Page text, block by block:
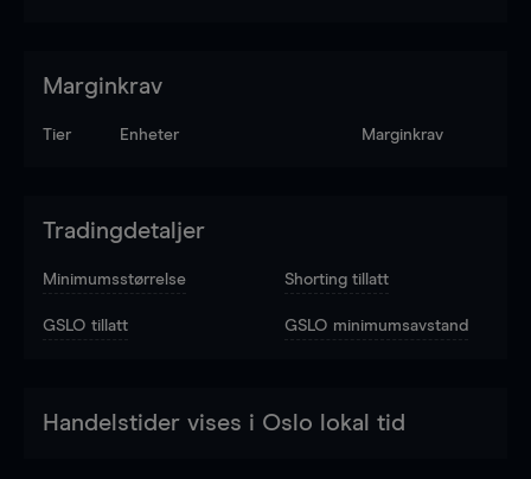
Marginkrav
Tier Enheter Marginkrav
Tradingdetaljer
Minimumsstørrelse Shorting tillatt
GSLO tillatt GSLO minimumsavstand
Handelstider vises i Oslo lokal tid